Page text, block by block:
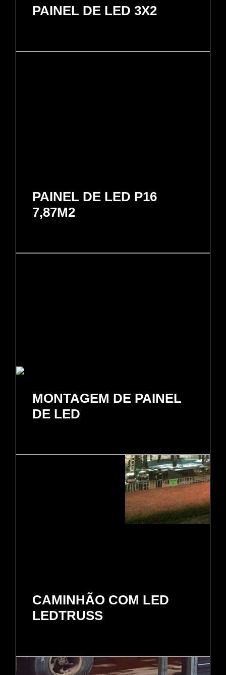
PAINEL DE LED 3X2
PAINEL DE LED P16
7,87M2
MONTAGEM DE PAINEL
DE LED
CAMINHÃO COM LED
LEDTRUSS